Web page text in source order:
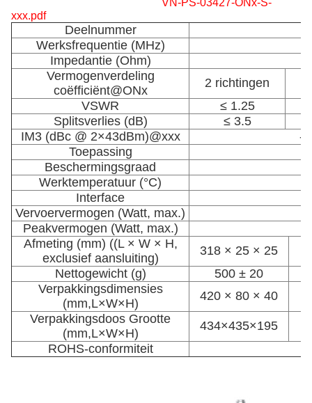
VN-PS-03427-ONx-S-
xxx.pdf
Deelnummer
Werksfrequentie (MHz)
Impedantie (Ohm)
Vermogenverdeling
coëfficiënt@ONx
2 richtingen
VSWR
≤ 1.25
Splitsverlies (dB)
≤ 3.5
IM3 (dBc @ 2×43dBm)@xxx
-
Toepassing
Beschermingsgraad
Werktemperatuur (°C)
Interface
Vervoervermogen (Watt, max.)
Peakvermogen (Watt, max.)
Afmeting (mm) ((L × W × H,
exclusief aansluiting)
318 × 25 × 25
Nettogewicht (g)
500 ± 20
Verpakkingsdimensies
(mm,L×W×H)
420 × 80 × 40
Verpakkingsdoos Grootte
(mm,L×W×H)
434×435×195
ROHS-conformiteit